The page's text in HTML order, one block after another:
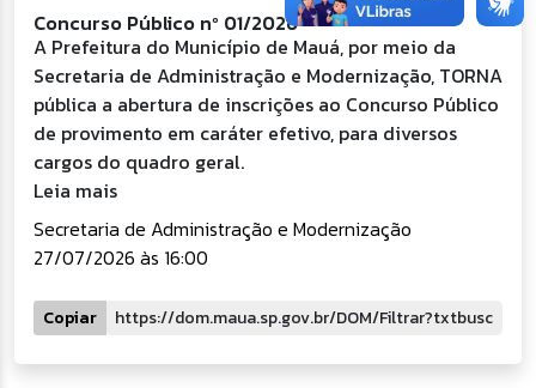
Concurso Público nº 01/2026
A Prefeitura do Município de Mauá, por meio da
Secretaria de Administração e Modernização, TORNA
pública a abertura de inscrições ao Concurso Público
de provimento em caráter efetivo, para diversos
cargos do quadro geral.
Leia mais
Secretaria de Administração e Modernização
27/07/2026 às 16:00
Copiar